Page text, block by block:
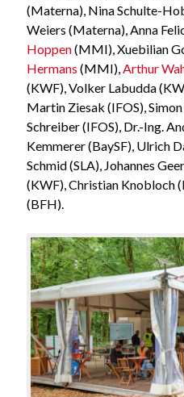
(Materna), Nina Schulte-
Weiers (Materna), Anna
Hoppen(MMI), Xuebilian
Hermans (MMI), Arthur
(KWF), Volker Labudda
Martin Ziesak (IFOS),
Schreiber (IFOS), Dr.-Ing.
Kemmerer (BaySF), Ulrich
Schmid (SLA), Johannes
(KWF), Christian Knobloch
(BFH).